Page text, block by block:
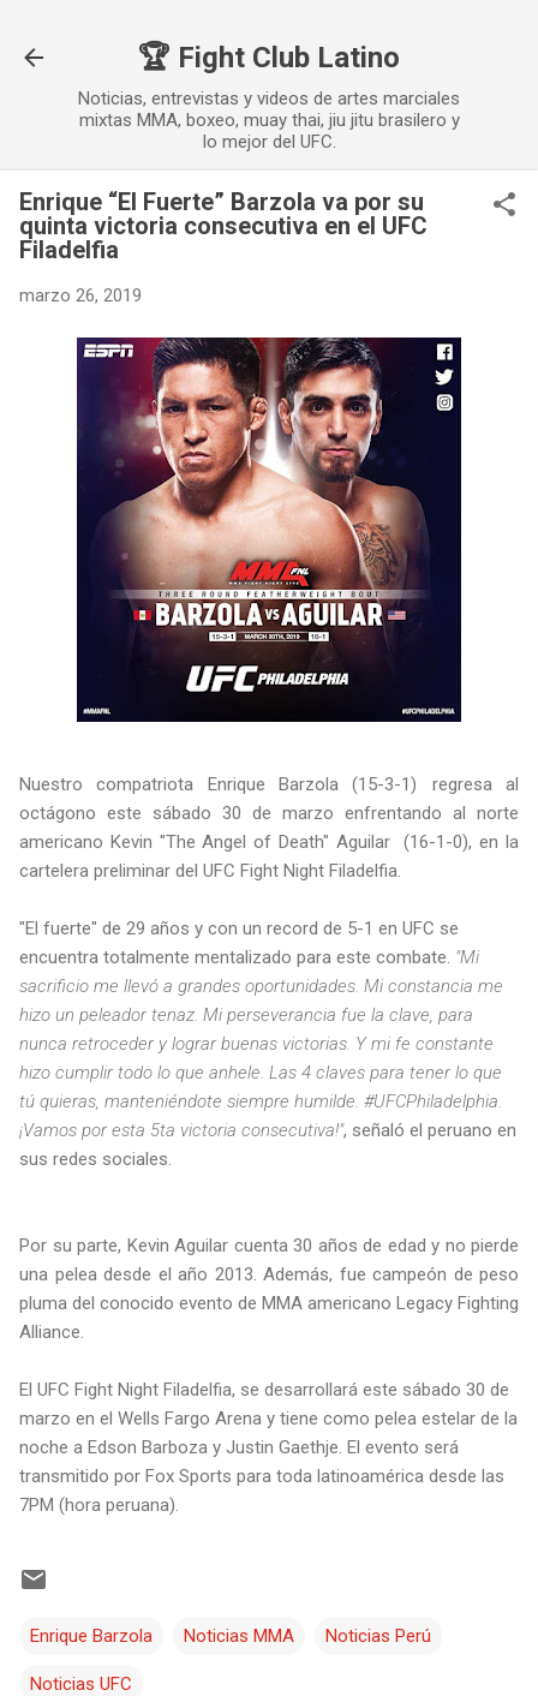
🏆 Fight Club Latino
Noticias, entrevistas y videos de artes marciales
mixtas MMA, boxeo, muay thai, jiu jitu brasilero y
lo mejor del UFC.
Enrique “El Fuerte” Barzola va por su
quinta victoria consecutiva en el UFC
Filadelfia
marzo 26, 2019
Nuestro compatriota Enrique Barzola (15-3-1)
regresa al
octágono este sábado 30 de marzo enfrentando al norte
americano Kevin "The Angel of Death" Aguilar (16-1-0), en la
cartelera preliminar del UFC Fight Night Filadelfia.
"El fuerte" de 29 años y con un record de 5-1 en UFC se
encuentra totalmente mentalizado para este combate. "Mi
sacrificio me llevó a grandes oportunidades. Mi constancia me
hizo un peleador tenaz. Mi perseverancia fue la clave, para
nunca retroceder y lograr buenas victorias. Y mi fe constante
hizo cumplir todo lo que anhele. Las 4 claves para tener lo que
tú quieras, manteniéndote siempre humilde. #UFCPhiladelphia.
¡Vamos por esta 5ta victoria consecutiva!", señaló el peruano en
sus redes sociales.
Por su parte, Kevin Aguilar cuenta 30 años de edad y no pierde
una pelea desde el año 2013. Además, fue campeón de peso
pluma del conocido evento de MMA americano Legacy Fighting
Alliance.
El UFC Fight Night Filadelfia, se desarrollará este sábado 30 de
marzo en el Wells Fargo Arena y tiene como pelea estelar de la
noche a Edson Barboza y Justin Gaethje. El evento será
transmitido por Fox Sports para toda latinoamérica desde las
7PM (hora peruana).
Enrique Barzola Noticias MMA Noticias Perú
Noticias UFC